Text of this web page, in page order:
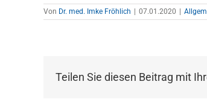
Von Dr. med. Imke Fröhlich 07.01.2020
Teilen Sie diesen Beitrag mit